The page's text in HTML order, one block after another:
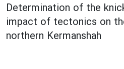
Determination of the
impact of tectonics on
northern Kermanshah